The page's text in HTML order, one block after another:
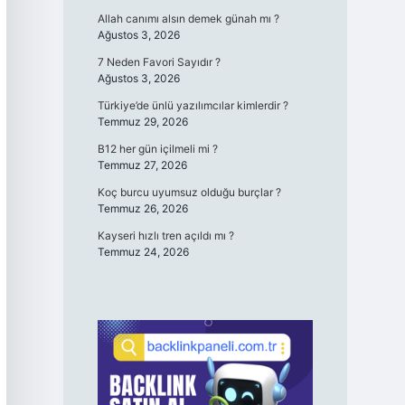
Allah canımı alsın demek günah mı ?
Ağustos 3, 2026
7 Neden Favori Sayıdır ?
Ağustos 3, 2026
Türkiye’de ünlü yazılımcılar kimlerdir ?
Temmuz 29, 2026
B12 her gün içilmeli mi ?
Temmuz 27, 2026
Koç burcu uyumsuz olduğu burçlar ?
Temmuz 26, 2026
Kayseri hızlı tren açıldı mı ?
Temmuz 24, 2026